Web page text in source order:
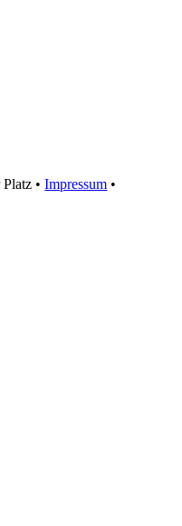
Platz •Impressum •